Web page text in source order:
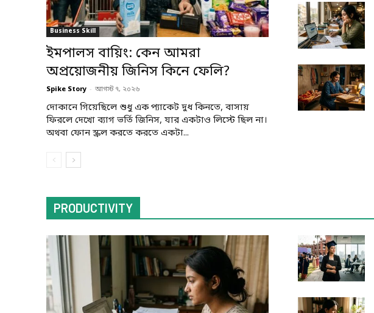
Business Skill
ইমপালস বায়িং: কেন আমরা
অপ্রয়োজনীয় জিনিস কিনে ফেলি?
Spike Story - আগস্ট ৭, ২০২৬
দোকানে গিয়েছিলে শুধু এক প্যাকেট দুধ কিনতে, বাসায়
ফিরলে দেখো ব্যাগ ভর্তি জিনিস, যার একটাও লিস্টে ছিল না।
অথবা ফোন স্ক্রল করতে করতে একটা...
PRODUCTIVITY